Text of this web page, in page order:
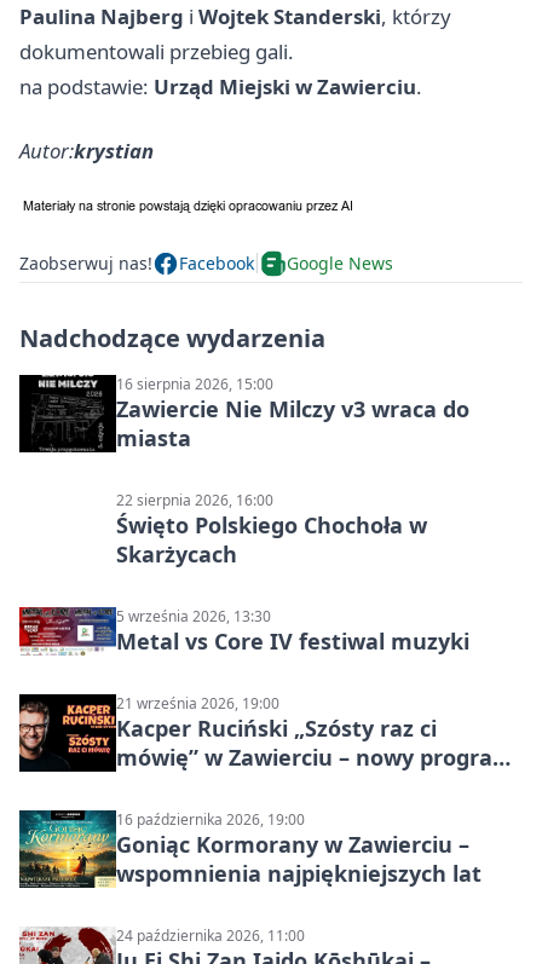
Paulina Najberg i Wojtek Standerski, którzy
dokumentowali przebieg gali.
na podstawie: Urząd Miejski w Zawierciu.
Autor:krystian
Zaobserwuj nas! Facebook Google News
Nadchodzące wydarzenia
16 sierpnia 2026, 15:00
Zawiercie Nie Milczy v3 wraca do
miasta
22 sierpnia 2026, 16:00
Święto Polskiego Chochoła w
Skarżycach
5 września 2026, 13:30
Metal vs Core IV festiwal muzyki
21 września 2026, 19:00
Kacper Ruciński „Szósty raz ci
mówię” w Zawierciu – nowy program
16 października 2026, 19:00
Goniąc Kormorany w Zawierciu –
wspomnienia najpiękniejszych lat
24 października 2026, 11:00